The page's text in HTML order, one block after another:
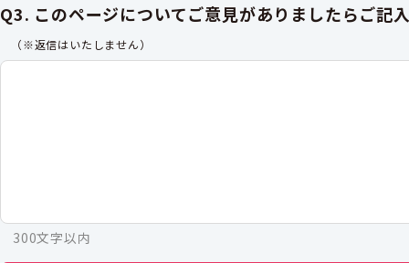
Q3. このページについてご意見がありましたらご記
（※返信はいたしません）
300文字以内